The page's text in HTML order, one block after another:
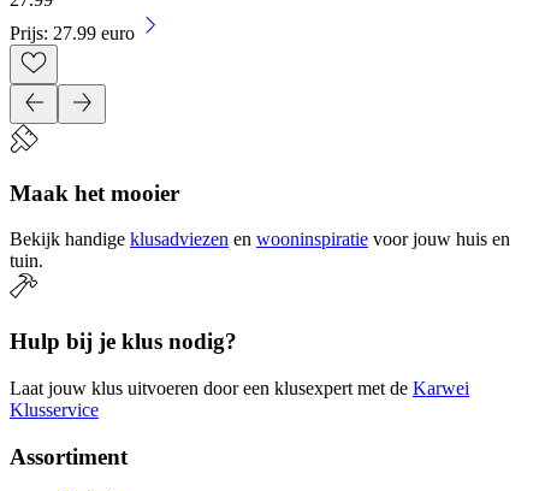
Prijs: 27.99 euro
Maak het mooier
Bekijk handige klusadviezen en wooninspiratie voor jouw huis en
tuin.
Hulp bij je klus nodig?
Laat jouw klus uitvoeren door een klusexpert met de Karwei
Klusservice
Assortiment